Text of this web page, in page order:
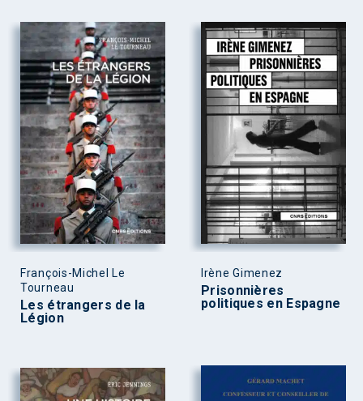
François-Michel Le
Tourneau
Les étrangers de la
Légion
Irène Gimenez
Prisonnières
politiques en Espagne